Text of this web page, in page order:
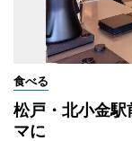
食べる
松戸・北小金
マに